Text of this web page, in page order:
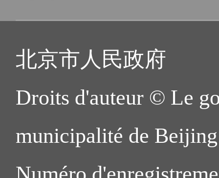
北京市人民政府
Droits d'auteur © Le
municipalité de